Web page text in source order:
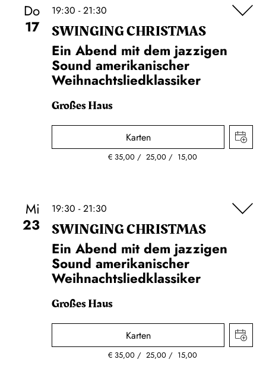
Do
17
19:30 - 21:30
SWINGING CHRIST­MAS
Ein Abend mit dem jazzigen
Sound amerikanischer
Weihnachtsliedklassiker
Großes Haus
Karten
€ 35,00 25,00 15,00
Mi
23
19:30 - 21:30
SWINGING CHRIST­MAS
Ein Abend mit dem jazzigen
Sound amerikanischer
Weihnachtsliedklassiker
Großes Haus
Karten
€ 35,00 25,00 15,00